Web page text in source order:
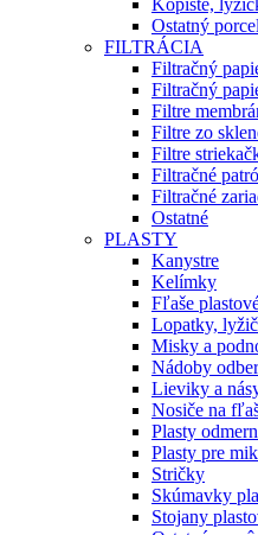
Kopiste,
Ostatný
FILTRÁCIA
Filtračný
Filtračný
Filtre
Filtre zo
Filtre
Filtračné
Filtračné
Ostatné
PLASTY
Kanystre
Kelímky
Fľaše
Lopatky,
Misky a
Nádoby
Lieviky a
Nosiče na
Plasty
Plasty pre
Stričky
Skúmavky
Stojany